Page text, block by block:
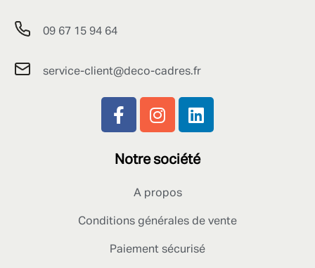
09 67 15 94 64
service-client@deco-cadres.fr
Notre société
A propos
Conditions générales de vente
Paiement sécurisé